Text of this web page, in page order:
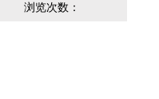
浏览次数：